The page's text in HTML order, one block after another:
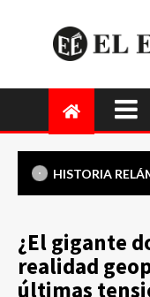
HISTORIA
¿El gigante
realidad
últimas